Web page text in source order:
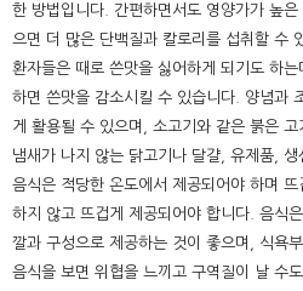
한 방법입니다. 간편하면서도 영양가가 높
으면 더 많은 단백질과 칼로리를 섭취할 수
환자들은 때로 쓴맛을 싫어하게 되기도 하
하면 쓴맛을 감소시킬 수 있습니다. 양념과
게 활용될 수 있으며, 소고기와 같은 붉은
냄새가 나지 않는 닭고기나 달걀, 유제품, 생
음식은 적당한 온도에서 제공되어야 하며
하지 않고 뜨겁게 제공되어야 합니다. 음식
깔과 구성으로 제공하는 것이 좋으며, 식욕
음식을 보면 위협을 느끼고 구역질이 날 수